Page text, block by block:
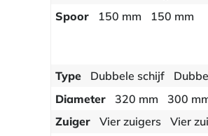
Spoor
150 mm 150 mm
Type
Dubbele schijf
Diameter
320 mm
300
Zuiger
Vier zuigers Vier